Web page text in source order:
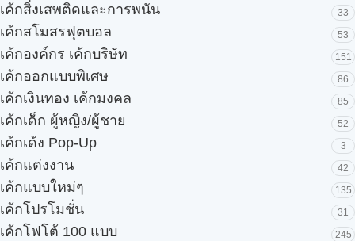
เค้กสิ่งเสพติดและการพนัน 33
เค้กสโมสรฟุตบอล 53
เค้กองค์กร เค้กบริษัท 151
เค้กออกแบบพิเศษ 86
เค้กเงินทอง เค้กมงคล 85
เค้กเด็ก ผู้หญิง/ผู้ชาย 52
เค้กเด้ง Pop-Up 3
เค้กแต่งงาน 42
เค้กแบบใหม่ๆ 135
เค้กโปรโมชั่น 31
เค้กโฟโต้ 100 แบบ 245